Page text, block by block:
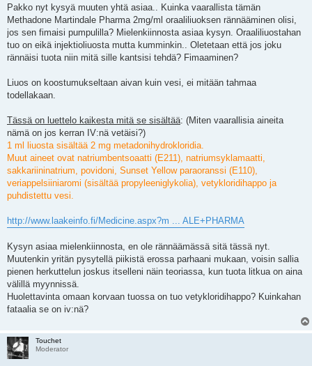
s
Pakko nyt kysyä muuten yhtä asiaa.. Kuinka vaarallista tämän
Methadone Martindale Pharma 2mg/ml oraaliliuoksen rännääminen olisi,
jos sen fimaisi pumpulilla? Mielenkiinnosta asiaa kysyn. Oraaliliuostahan
tuo on eikä injektioliuosta mutta kumminkin.. Oletetaan että jos joku
rännäisi tuota niin mitä sille kantsisi tehdä? Fimaaminen?
Liuos on koostumukseltaan aivan kuin vesi, ei mitään tahmaa
todellakaan.
Tässä on luettelo kaikesta mitä se sisältää: (Miten vaarallisia aineita
nämä on jos kerran IV:nä vetäisi?)
1 ml liuosta sisältää 2 mg metadonihydrokloridia.
Muut aineet ovat natriumbentsoaatti (E211), natriumsyklamaatti,
sakkariininatrium, povidoni, Sunset Yellow paraoranssi (E110),
veriappelsiiniaromi (sisältää propyleeniglykolia), vetykloridihappo ja
puhdistettu vesi.
http://www.laakeinfo.fi/Medicine.aspx?m ... ALE+PHARMA
Kysyn asiaa mielenkiinnosta, en ole rännäämässä sitä tässä nyt.
Muutenkin yritän pysytellä piikistä erossa parhaani mukaan, voisin sallia
pienen herkuttelun joskus itselleni näin teoriassa, kun tuota litkua on aina
välillä myynnissä.
Huolettavinta omaan korvaan tuossa on tuo vetykloridihappo? Kuinkahan
fataalia se on iv:nä?
Touchet
Moderator